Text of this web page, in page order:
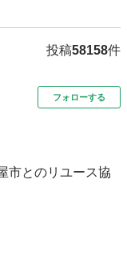
投稿58158件
フォローする
市とのリユース協